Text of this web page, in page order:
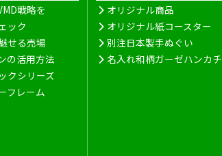
戦略を
ック
せる売場
の活用方法
クシリーズ
フレーム
オリジナル商品
オリジナル紙コースター
別注日本製手ぬぐい
名入れ和柄ガーゼハンカチ